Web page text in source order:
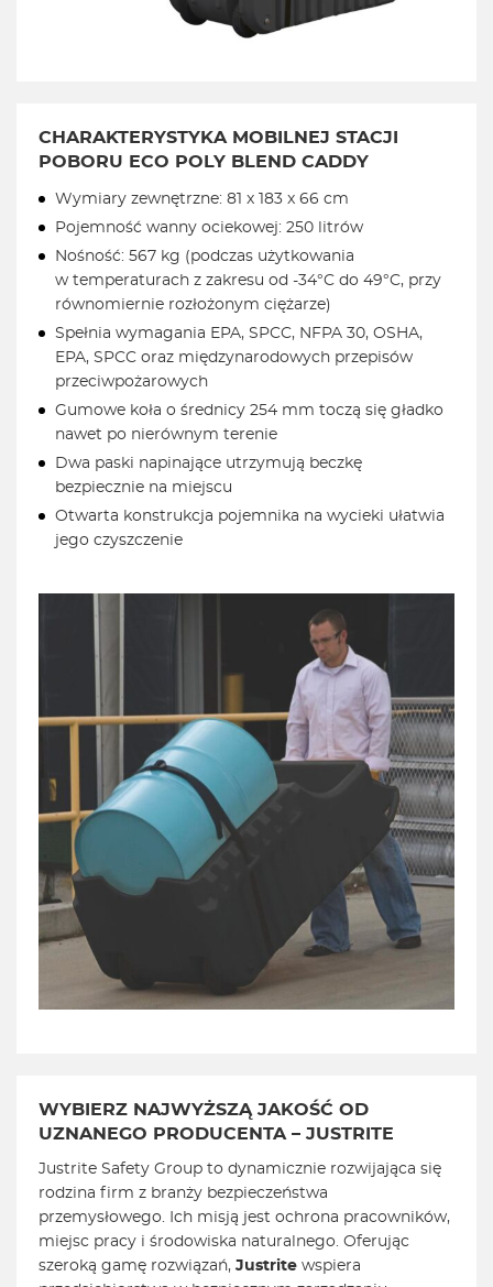
CHARAKTERYSTYKA MOBILNEJ STACJI
POBORU ECO POLY BLEND CADDY
Wymiary zewnętrzne: 81 x 183 x 66 cm
Pojemność wanny ociekowej: 250 litrów
Nośność: 567 kg (podczas użytkowania
w temperaturach z zakresu od -34°C do 49°C, przy
równomiernie rozłożonym ciężarze)
Spełnia wymagania EPA, SPCC, NFPA 30, OSHA,
EPA, SPCC oraz międzynarodowych przepisów
przeciwpożarowych
Gumowe koła o średnicy 254 mm toczą się gładko
nawet po nierównym terenie
Dwa paski napinające utrzymują beczkę
bezpiecznie na miejscu
Otwarta konstrukcja pojemnika na wycieki ułatwia
jego czyszczenie
WYBIERZ NAJWYŻSZĄ JAKOŚĆ OD
UZNANEGO PRODUCENTA – JUSTRITE
Justrite Safety Group to dynamicznie rozwijająca się
rodzina firm z branży bezpieczeństwa
przemysłowego. Ich misją jest ochrona pracowników,
miejsc pracy i środowiska naturalnego. Oferując
szeroką gamę rozwiązań, Justrite wspiera